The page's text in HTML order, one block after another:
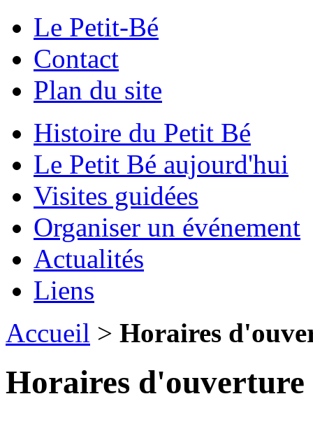
Le Petit-Bé
Contact
Plan du site
Histoire du Petit Bé
Le Petit Bé aujourd'hui
Visites guidées
Organiser un événement
Actualités
Liens
Accueil > Horaires
Horaires d'ouverture